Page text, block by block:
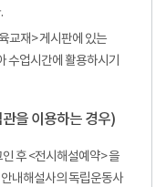
교재> 게시판에 있는
수업시간에 활용하시기
을 이용하는 경우)
후 <전시해설예약> 을
내해설사의 독립운동사